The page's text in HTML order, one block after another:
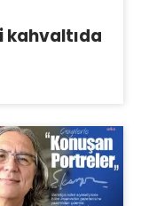
kahvaltıda